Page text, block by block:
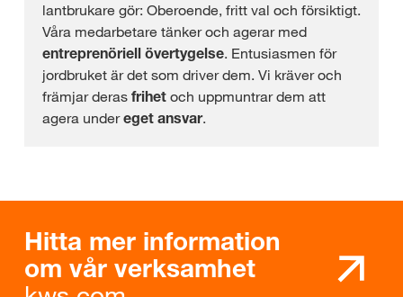
lantbrukare gör: Oberoende, fritt val och försiktigt.
Våra medarbetare tänker och agerar med
entreprenöriell övertygelse. Entusiasmen för
jordbruket är det som driver dem. Vi kräver och
främjar deras frihet och uppmuntrar dem att
agera undereget ansvar.
Hitta mer information
om vår verksamhet